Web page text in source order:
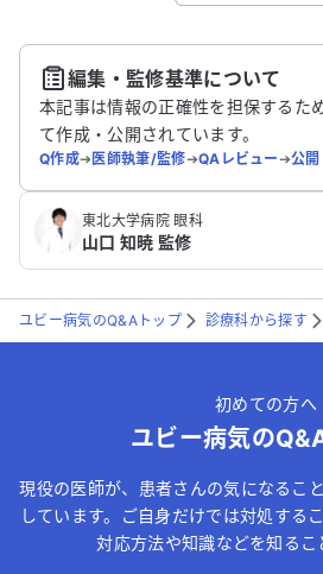
こちらは送信専用のフォームです。
送信する
編集・監修基準について
本記事は情報の正確性を担保するた
て作成・公開されています。
Q作成➔医師執筆/監修➔QAレビュー➔公開
東北大学病院 眼科
山口 知暁 監修
ユビー病気のQ&Aトップ 診療科から探す
初めての方へ
ユビー病気の
現役の医師が、患者さんの気になるこ
しています。ご自身だけでは対処する
対応方法や知識などを知るこ